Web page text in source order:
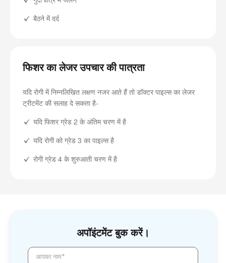
बैठने में दर्द
फिशर का लेजर उपचार की पात्रता
यदि रोगी में निम्नलिखित लक्षण नजर आते हैं तो डॉक्टर पाइल्स का लेजर
ट्रीटमेंट की सलाह दे सकता है-
यदि फिशर ग्रेड 2 के अंतिम चरण में है
यदि रोगी को ग्रेड 3 का पाइल्स है
रोगी ग्रेड 4 के शुरुआती चरण में है
अपॉइंटमेंट बुक करें।
आपका नाम*